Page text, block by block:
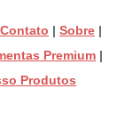
Contato | Sobre |
Premium |
Produtos